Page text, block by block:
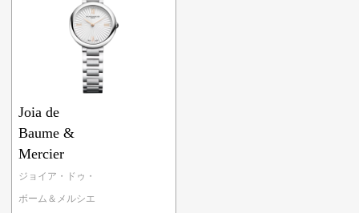
Joia de
Baume &
Mercier
ジョイア・ドゥ・
ボーム＆メルシエ